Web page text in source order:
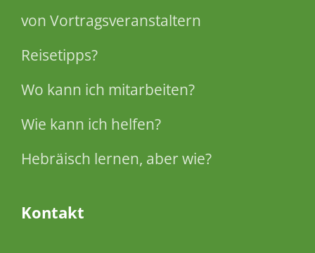
von Vortragsveranstaltern
Reisetipps?
Wo kann ich mitarbeiten?
Wie kann ich helfen?
Hebräisch lernen, aber wie?
Kontakt